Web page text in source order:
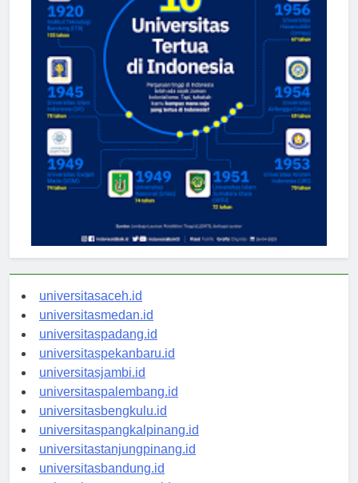
universitasaceh.id
universitasmedan.id
universitaspadang.id
universitaspekanbaru.id
universitasjambi.id
universitaspalembang.id
universitasbengkulu.id
universitaspangkalpinang.id
universitastanjungpinang.id